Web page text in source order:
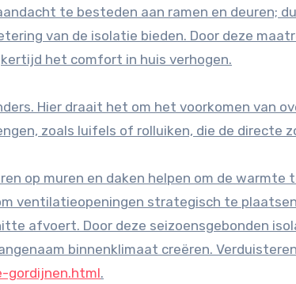
te besteden aan ramen en deuren;
van de isolatie bieden. Door deze
het comfort in huis verhogen.
Hier draait het om het voorkomen van
zoals luifels of rolluiken, die de directe
op muren en daken helpen om de warmte
ventilatieopeningen strategisch te
afvoert. Door deze seizoensgebonden
binnenklimaat creëren.
gordijnen.html.